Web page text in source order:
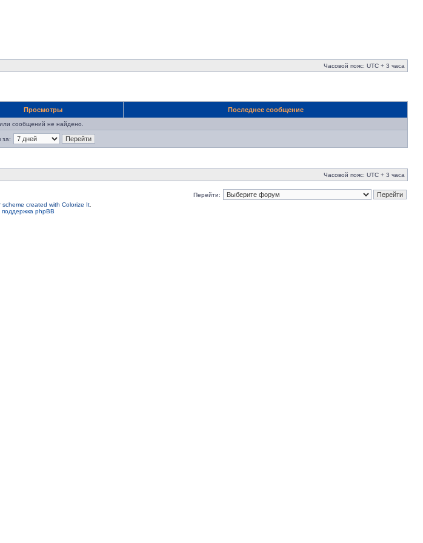
Часовой пояс: UTC + 3 часа
Просмотры Последнее сообщение
сообщений не найдено.
за:
Часовой пояс: UTC + 3 часа
Перейти:
scheme created with Colorize It.
поддержка phpBB